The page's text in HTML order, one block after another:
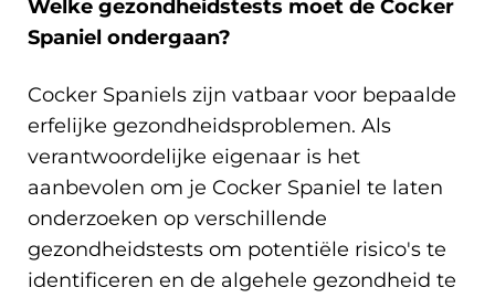
Welke gezondheidstests moet de Cocker
Spaniel ondergaan?
Cocker Spaniels zijn vatbaar voor bepaalde
erfelijke gezondheidsproblemen. Als
verantwoordelijke eigenaar is het
aanbevolen om je Cocker Spaniel te laten
onderzoeken op verschillende
gezondheidstests om potentiële risico's te
identificeren en de algehele gezondheid te